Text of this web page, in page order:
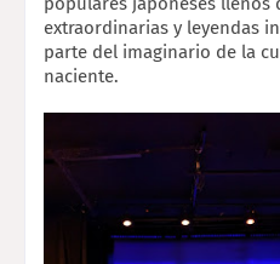
extraordinarias y leyendas
parte del imaginario de la
naciente.